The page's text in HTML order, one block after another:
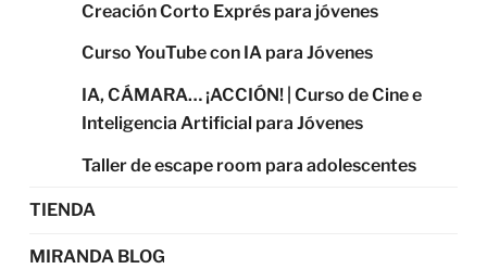
Creación Corto Exprés para jóvenes
Curso YouTube con IA para Jóvenes
IA, CÁMARA… ¡ACCIÓN! | Curso de Cine e
Inteligencia Artificial para Jóvenes
Taller de escape room para adolescentes
TIENDA
MIRANDA BLOG